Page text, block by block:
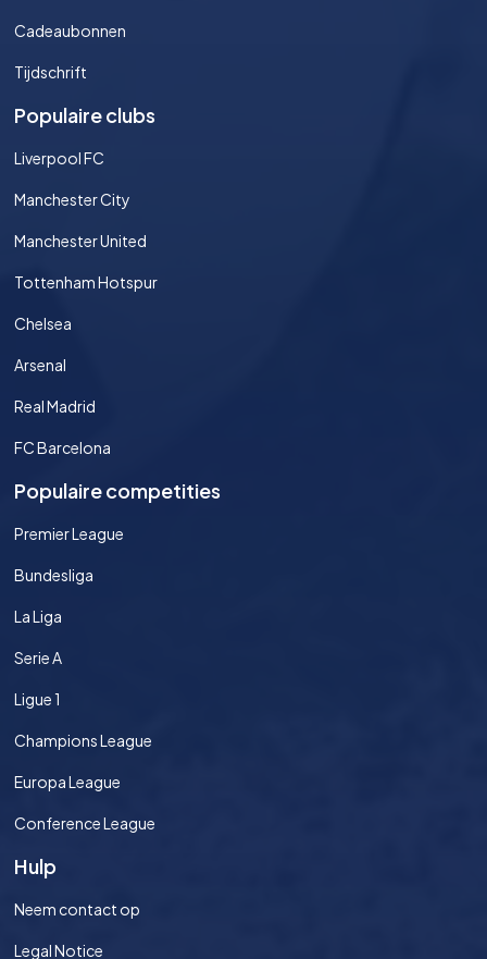
Cadeaubonnen
Tijdschrift
Populaire clubs
Liverpool FC
Manchester City
Manchester United
Tottenham Hotspur
Chelsea
Arsenal
Real Madrid
FC Barcelona
Populaire competities
Premier League
Bundesliga
La Liga
Serie A
Ligue 1
Champions League
Europa League
Conference League
Hulp
Neem contact op
Legal Notice